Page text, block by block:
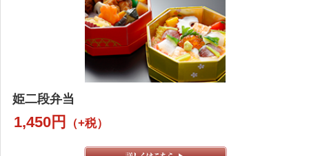
姫二段弁当
1,450円 （+税）